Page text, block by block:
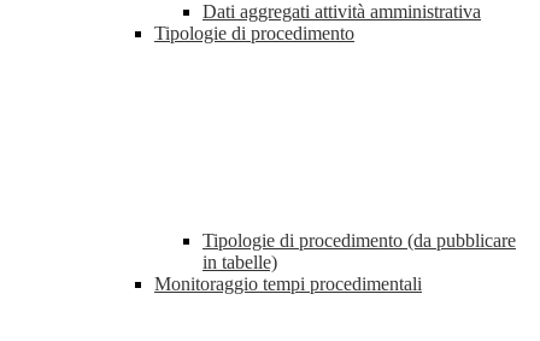
Dati aggregati attività amministrativa
Tipologie di procedimento
Tipologie di procedimento (da pubblicare
in tabelle)
Monitoraggio tempi procedimentali